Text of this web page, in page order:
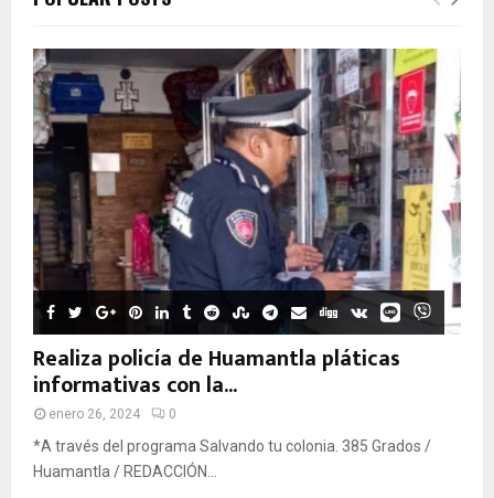
Realiza policía de Huamantla pláticas
informativas con la...
enero 26, 2024 0
*A través del programa Salvando tu colonia. 385 Grados /
Huamantla / REDACCIÓN...